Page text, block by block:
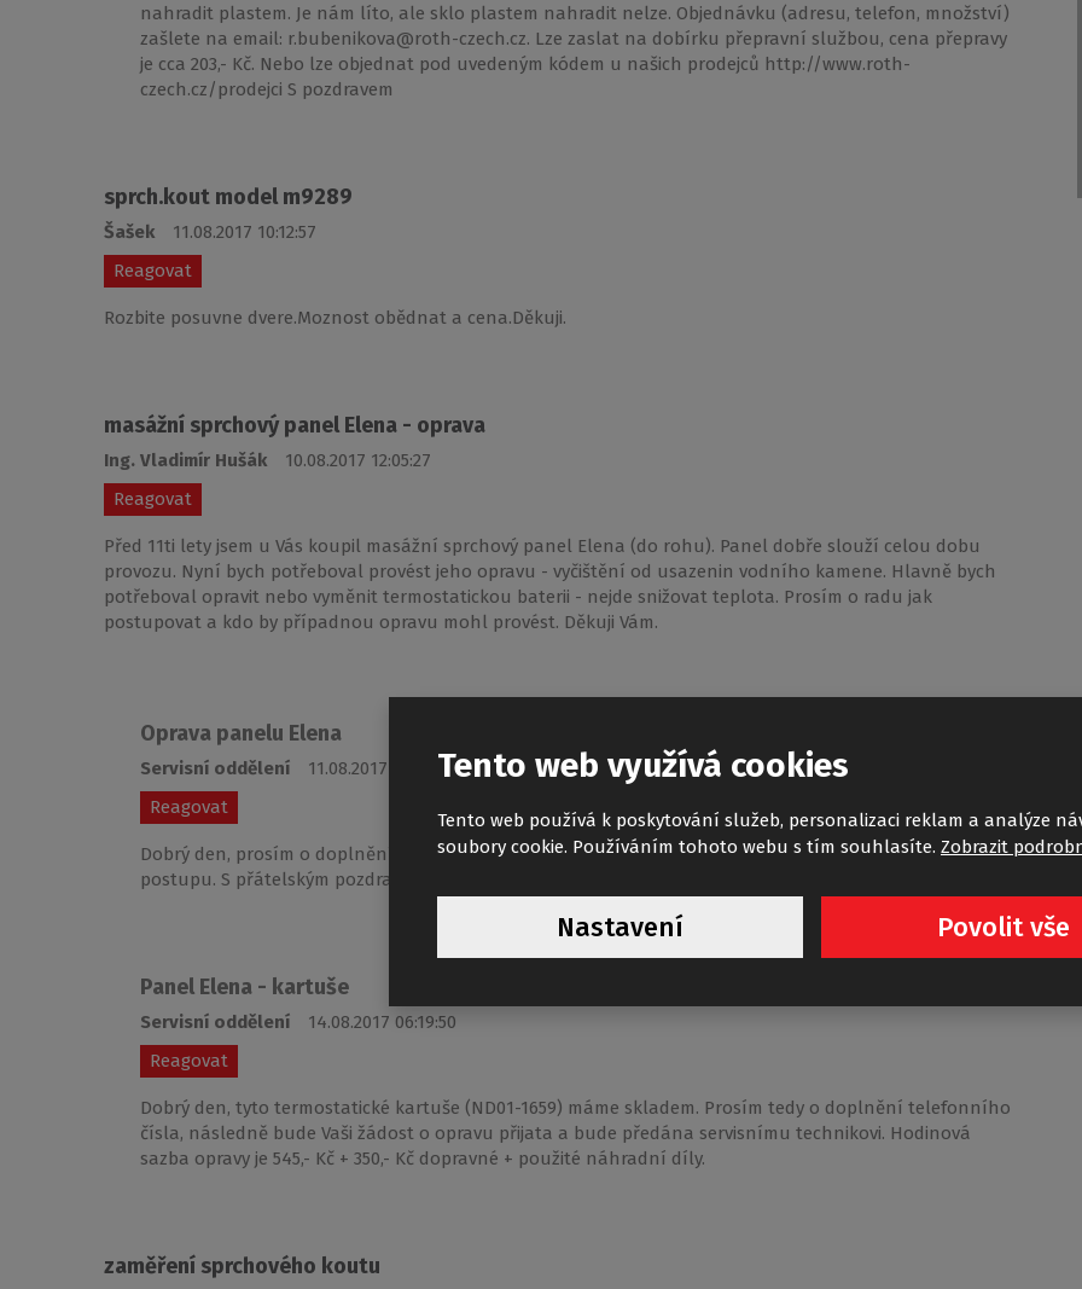
nahradit plastem. Je nám líto, ale sklo plastem nahradit nelze. Objednávku (adresu, telefon, množství)
zašlete na email: r.bubenikova@roth-czech.cz. Lze zaslat na dobírku přepravní službou, cena přepravy
je cca 203,- Kč. Nebo lze objednat pod uvedeným kódem u našich prodejců http://www.roth-
czech.cz/prodejci S pozdravem
sprch.kout model m9289
Šašek
11.08.2017 10:12:57
Reagovat
Rozbite posuvne dvere.Moznost obědnat a cena.Děkuji.
masážní sprchový panel Elena - oprava
Ing. Vladimír Hušák
10.08.2017 12:05:27
Reagovat
Před 11ti lety jsem u Vás koupil masážní sprchový panel Elena (do rohu). Panel dobře slouží celou dobu
provozu. Nyní bych potřeboval provést jeho opravu - vyčištění od usazenin vodního kamene. Hlavně bych
potřeboval opravit nebo vyměnit termostatickou baterii - nejde snižovat teplota. Prosím o radu jak
postupovat a kdo by případnou opravu mohl provést. Děkuji Vám.
Oprava panelu Elena
Servisní oddělení
11.08.2017 07:46:14
Reagovat
Dobrý den, prosím o doplnění fotky termostatické kartuše. Následně Vás budeme informovat o dalším
postupu. S přátelským pozdravem
Panel Elena - kartuše
Servisní oddělení
14.08.2017 06:19:50
Reagovat
Dobrý den, tyto termostatické kartuše (ND01-1659) máme skladem. Prosím tedy o doplnění telefonního
čísla, následně bude Vaši žádost o opravu přijata a bude předána servisnímu technikovi. Hodinová
sazba opravy je 545,- Kč + 350,- Kč dopravné + použité náhradní díly.
zaměření sprchového koutu
Tento web využívá cookies
Tento web používá k poskytování služeb, personalizaci reklam a analýze
soubory cookie. Používáním tohoto webu s tím souhlasíte. Zobrazit
Nastavení Povolit vše